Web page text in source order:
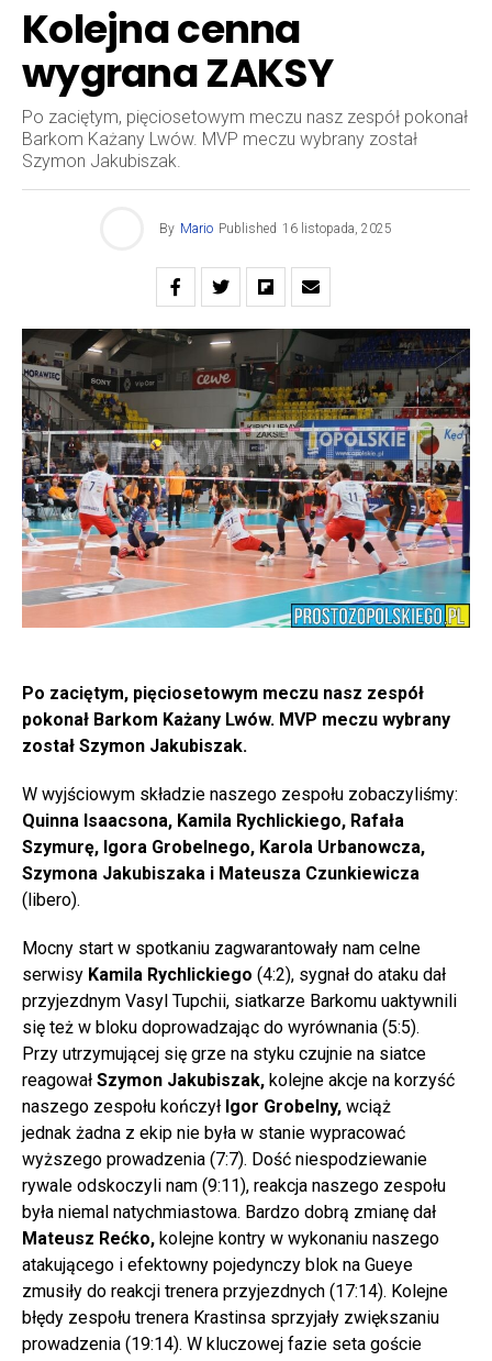
Kolejna cenna
wygrana ZAKSY
Po zaciętym, pięciosetowym meczu nasz zespół pokonał
Barkom Każany Lwów. MVP meczu wybrany został
Szymon Jakubiszak.
By Mario Published 16 listopada, 2025
Po zaciętym, pięciosetowym meczu nasz zespół
pokonał Barkom Każany Lwów. MVP meczu wybrany
został Szymon Jakubiszak.
W wyjściowym składzie naszego zespołu zobaczyliśmy:
Quinna Isaacsona, Kamila Rychlickiego, Rafała
Szymurę, Igora Grobelnego, Karola Urbanowcza,
Szymona Jakubiszaka i Mateusza Czunkiewicza
(libero).
Mocny start w spotkaniu zagwarantowały nam celne
serwisy Kamila Rychlickiego (4:2), sygnał do ataku dał
przyjezdnym Vasyl Tupchii, siatkarze Barkomu uaktywnili
się też w bloku doprowadzając do wyrównania (5:5).
Przy utrzymującej się grze na styku czujnie na siatce
reagował Szymon Jakubiszak, kolejne akcje na korzyść
naszego zespołu kończył Igor Grobelny, wciąż
jednak żadna z ekip nie była w stanie wypracować
wyższego prowadzenia (7:7). Dość niespodziewanie
rywale odskoczyli nam (9:11), reakcja naszego zespołu
była niemal natychmiastowa. Bardzo dobrą zmianę dał
Mateusz Rećko, kolejne kontry w wykonaniu naszego
atakującego i efektowny pojedynczy blok na Gueye
zmusiły do reakcji trenera przyjezdnych (17:14). Kolejne
błędy zespołu trenera Krastinsa sprzyjały zwiększaniu
prowadzenia (19:14). W kluczowej fazie seta goście